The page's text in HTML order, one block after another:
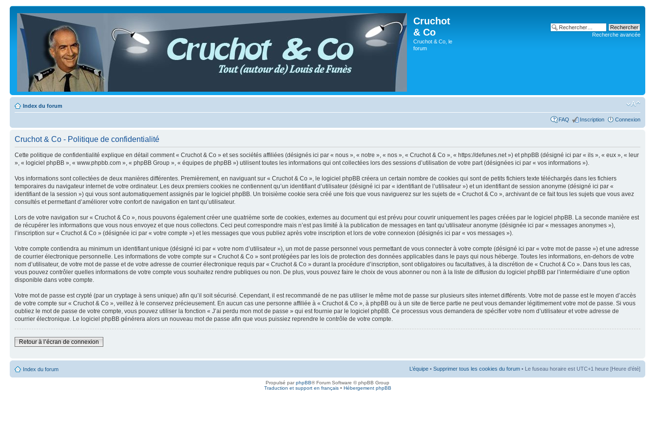
Cruchot
& Co
Cruchot & Co, le
forum
Recherche avancée
Index du forum
FAQ Inscription Connexion
Cruchot & Co - Politique de confidentialité
Cette politique de confidentialité explique en détail comment « Cruchot & Co » et ses sociétés affiliées (désignés ici par « nous », « notre », « nos », « Cruchot & Co », « https://defunes.net ») et phpBB (désigné ici par « ils », « eux », « leur
», « logiciel phpBB », « www.phpbb.com », « phpBB Group », « équipes de phpBB ») utilisent toutes les informations qui ont collectées lors des sessions d’utilisation de votre part (désignées ici par « vos informations »).
Vos informations sont collectées de deux manières différentes. Premièrement, en naviguant sur « Cruchot & Co », le logiciel phpBB créera un certain nombre de cookies qui sont de petits fichiers texte téléchargés dans les fichiers
temporaires du navigateur internet de votre ordinateur. Les deux premiers cookies ne contiennent qu’un identifiant d’utilisateur (désigné ici par « identifiant de l’utilisateur ») et un identifiant de session anonyme (désigné ici par «
identifiant de la session ») qui vous sont automatiquement assignés par le logiciel phpBB. Un troisième cookie sera créé une fois que vous naviguerez sur les sujets de « Cruchot & Co », archivant de ce fait tous les sujets que vous avez
consultés et permettant d’améliorer votre confort de navigation en tant qu’utilisateur.
Lors de votre navigation sur « Cruchot & Co », nous pouvons également créer une quatrième sorte de cookies, externes au document qui est prévu pour couvrir uniquement les pages créées par le logiciel phpBB. La seconde manière est
de récupérer les informations que vous nous envoyez et que nous collectons. Ceci peut correspondre mais n’est pas limité à la publication de messages en tant qu’utilisateur anonyme (désignée ici par « messages anonymes »),
l’inscription sur « Cruchot & Co » (désignée ici par « votre compte ») et les messages que vous publiez après votre inscription et lors de votre connexion (désignés ici par « vos messages »).
Votre compte contiendra au minimum un identifiant unique (désigné ici par « votre nom d’utilisateur »), un mot de passe personnel vous permettant de vous connecter à votre compte (désigné ici par « votre mot de passe ») et une adresse
de courrier électronique personnelle. Les informations de votre compte sur « Cruchot & Co » sont protégées par les lois de protection des données applicables dans le pays qui nous héberge. Toutes les informations, en-dehors de votre
nom d’utilisateur, de votre mot de passe et de votre adresse de courrier électronique requis par « Cruchot & Co » durant la procédure d’inscription, sont obligatoires ou facultatives, à la discrétion de « Cruchot & Co ». Dans tous les cas,
vous pouvez contrôler quelles informations de votre compte vous souhaitez rendre publiques ou non. De plus, vous pouvez faire le choix de vous abonner ou non à la liste de diffusion du logiciel phpBB par l’intermédiaire d’une option
disponible dans votre compte.
Votre mot de passe est crypté (par un cryptage à sens unique) afin qu’il soit sécurisé. Cependant, il est recommandé de ne pas utiliser le même mot de passe sur plusieurs sites internet différents. Votre mot de passe est le moyen d’accès
de votre compte sur « Cruchot & Co », veillez à le conservez précieusement. En aucun cas une personne affiliée à « Cruchot & Co », à phpBB ou à un site de tierce partie ne peut vous demander légitimement votre mot de passe. Si vous
oubliez le mot de passe de votre compte, vous pouvez utiliser la fonction « J’ai perdu mon mot de passe » qui est fournie par le logiciel phpBB. Ce processus vous demandera de spécifier votre nom d’utilisateur et votre adresse de
courrier électronique. Le logiciel phpBB générera alors un nouveau mot de passe afin que vous puissiez reprendre le contrôle de votre compte.
Retour à l’écran de connexion
Index du forum L’équipe • Supprimer tous les cookies du forum • Le fuseau horaire est UTC+1 heure [Heure d’été]
Propulsé parphpBB® Forum Software © phpBB Group
Traduction et support en français• Hébergement phpBB